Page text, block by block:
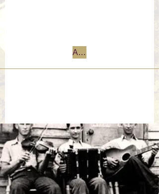
Accueil